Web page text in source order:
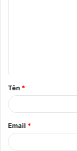
ậ
n
*
Tên *
Email *